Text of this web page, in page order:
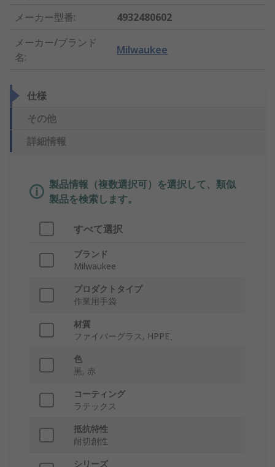
メーカー型番:
4932480602
メーカー/ブランド
名:
Milwaukee
仕様
その他
詳細情報
製品情報（複数選択可）を選択して、類似
製品を検索します。
すべて選択
ブランド
Milwaukee
プロダクトタイプ
作業用手袋
材質
ファイバーグラス, HPPE、
色
黒, 赤
コーティング
ラテックス
抵抗特性
耐切創性
シリーズ